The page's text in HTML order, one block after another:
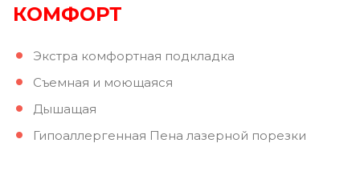
КОМФОРТ
Экстра комфортная подкладка
Съемная и моющаяся
Дышащая
Гипоаллергенная Пена лазерной порезки